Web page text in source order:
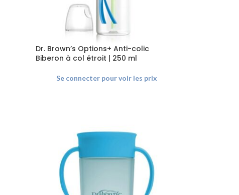
Dr. Brown’s Options+ Anti-colic
Biberon à col étroit | 250 ml
Se connecter pour voir les prix